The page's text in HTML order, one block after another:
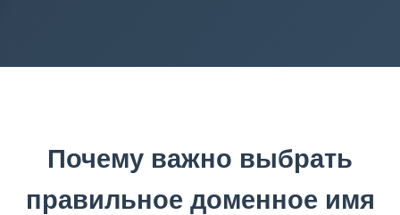
Почему важно выбрать
правильное доменное имя